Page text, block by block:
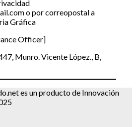
o por correopostal a
Gráfica
Officer]
Munro. Vicente López., B,
es un producto de Innovación